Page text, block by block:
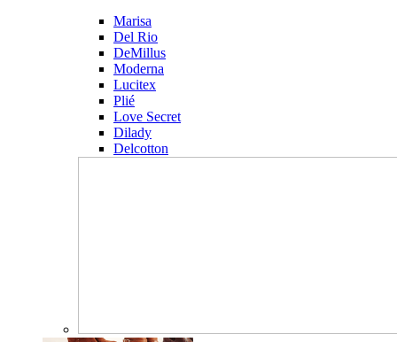
Marisa
Del Rio
DeMillus
Moderna
Lucitex
Plié
Love Secret
Dilady
Delcotton